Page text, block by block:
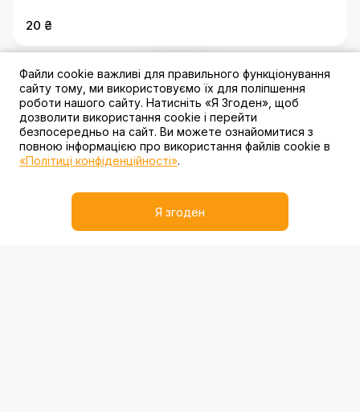
20 ₴
3 акції
Файли cookie важливі для правильного функціонування
сайту тому, ми використовуємо їх для поліпшення
роботи нашого сайту. Натисніть «Я Згоден», щоб
дозволити використання cookie і перейти
безпосередньо на сайт. Ви можете ознайомитися з
повною інформацією про використання файлів cookie в
«Політиці конфіденційності».
Я згоден